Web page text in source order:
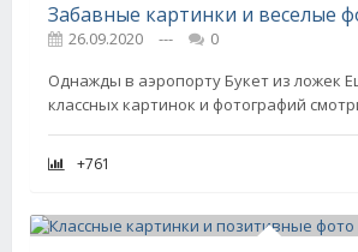
26.09.2020 ---
0
Однажды в аэропорту Букет из ложек
классных картинок и фотографий
+761